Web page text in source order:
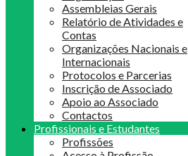
Assembleias Gerais
Relatório de Atividades e
Contas
Organizações Nacionais e
Internacionais
Protocolos e Parcerias
Inscrição de Associado
Apoio ao Associado
Contactos
Profissionais e Estudantes
Profissões